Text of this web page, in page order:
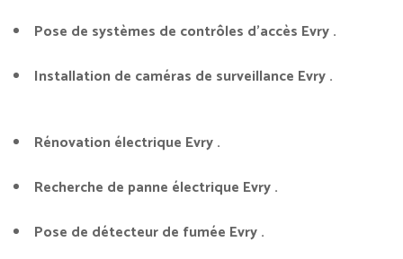
Pose de systèmes de contrôles d’accès Evry .
Installation de caméras de surveillance Evry .
Rénovation électrique Evry .
Recherche de panne électrique Evry .
Pose de détecteur de fumée Evry .